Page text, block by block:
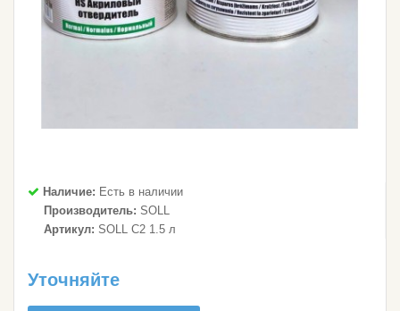
Наличие: Есть в наличии
Производитель: SOLL
Артикул: SOLL C2 1.5 л
Уточняйте